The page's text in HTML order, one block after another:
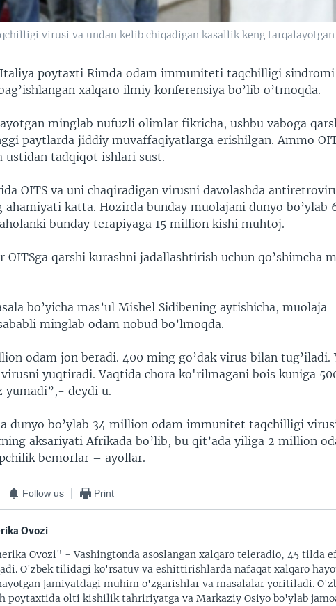
virusi va undan kelib chiqadigan kasallik keng
poytaxti Rimda odam immuniteti taqchilligi sindromi
xalqaro ilmiy konferensiya bo’lib o’tmoqda.
minglab nufuzli olimlar fikricha, ushbu vaboga
paytlarda jiddiy muvaffaqiyatlarga erishilgan. Ammo
ustidan tadqiqot ishlari sust.
OITS va uni chaqiradigan virusni davolashda
ahamiyati katta. Hozirda bunday muolajani dunyo bo’ylab
bunday terapiyaga 15 million kishi muhtoj.
OITSga qarshi kurashni jadallashtirish uchun qo’shimcha
bo’yicha mas’ul Mishel Sidibening aytishicha, muolaja
minglab odam nobud bo’lmoqda.
odam jon beradi. 400 ming go’dak virus bilan tug’iladi.
yuqtiradi. Vaqtida chora ko'rilmagani bois kuniga
yumadi”,- deydi u.
dunyo bo’ylab 34 million odam immunitet taqchilligi
aksariyati Afrikada bo’lib, bu qit’ada yiliga 2 million
bemorlar – ayollar.
Follow us Print
Ovozi
Ovozi" - Vashingtonda asoslangan xalqaro teleradio, 45 tilda
O'zbek tilidagi ko'rsatuv va eshittirishlarda nafaqat xalqaro
jamiyatdagi muhim o'zgarishlar va masalalar yoritiladi.
poytaxtida olti kishilik tahririyatga va Markaziy Osiyo bo'ylab